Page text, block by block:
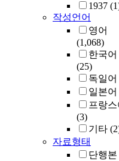
1937
작성언어
영어
(1,068)
한국어
(25)
독일어
일본어
프랑스
(3)
기타
자료형태
단행본